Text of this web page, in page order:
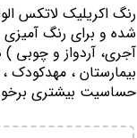
رنگ اكريليك لاتكس
شده و برای رنگ آمیزی
بيمارستان ، مهدكودك
حساسيت بيشتري